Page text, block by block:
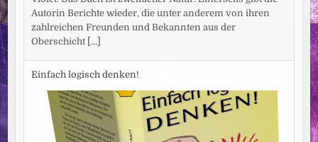
Autorin Berichte wieder, die unter anderem von ihren
zahlreichen Freunden und Bekannten aus der
Oberschicht [...]
Einfach logisch denken!